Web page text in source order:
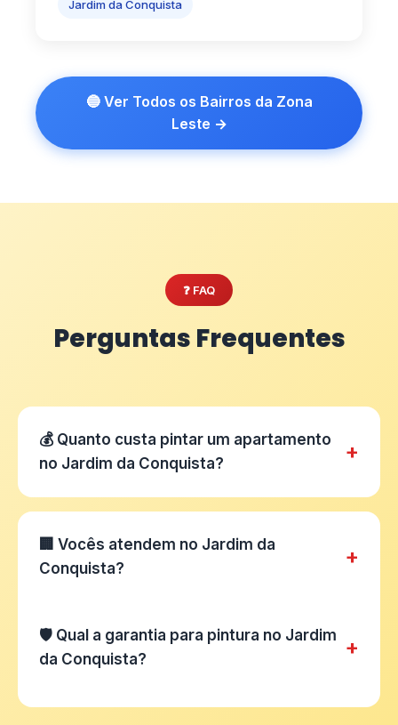
Jardim da Conquista
🔵 Ver Todos os Bairros da Zona
Leste →
❓ FAQ
Perguntas Frequentes
💰 Quanto custa pintar um apartamento
no Jardim da Conquista?
+
🏢 Vocês atendem no Jardim da
Conquista?
+
🛡️ Qual a garantia para pintura no Jardim
da Conquista?
+